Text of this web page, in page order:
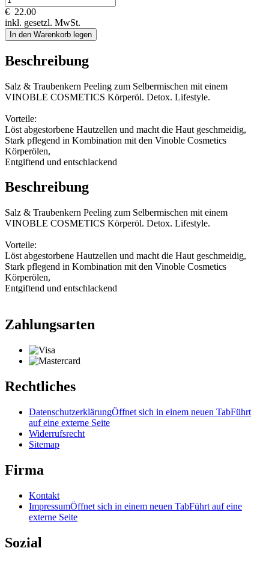
€ 22.00
inkl. gesetzl. MwSt.
In den Warenkorb legen
Beschreibung
Salz & Traubenkern Peeling zum Selbermischen mit einem
VINOBLE COSMETICS Körperöl. Detox. Lifestyle.
Vorteile:
Löst abgestorbene Hautzellen und macht die Haut geschmeidig,
Stark pflegend in Kombination mit den Vinoble Cosmetics
Körperölen,
Entgiftend und entschlackend
Beschreibung
Salz & Traubenkern Peeling zum Selbermischen mit einem
VINOBLE COSMETICS Körperöl. Detox. Lifestyle.
Vorteile:
Löst abgestorbene Hautzellen und macht die Haut geschmeidig,
Stark pflegend in Kombination mit den Vinoble Cosmetics
Körperölen,
Entgiftend und entschlackend
Zahlungsarten
Rechtliches
DatenschutzerklärungÖffnet sich in einem neuen TabFührt
auf eine externe Seite
Widerrufsrecht
Sitemap
Firma
Kontakt
ImpressumÖffnet sich in einem neuen TabFührt auf eine
externe Seite
Sozial